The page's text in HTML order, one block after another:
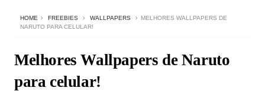
HOME FREEBIES WALLPAPERS
MELHORES WALLPAPERS DE
NARUTO PARA CELULAR!
Melhores Wallpapers de Naruto
para celular!